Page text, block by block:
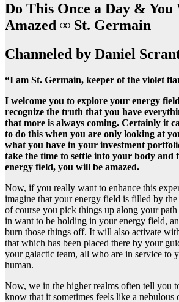
Do This Once a Day &
Amazed ∞ St. Germain
Channeled by Daniel
“I am St. Germain, keeper of the violet
I welcome you to explore your energy
recognize the truth that you have
that more is always coming. Certainly it
to do this when you are only looking at
what you have in your investment
take the time to settle into your body and
energy field, you will be amazed.
Now, if you really want to enhance this
imagine that your energy field is filled by
of course you pick things up along your
in want to be holding in your energy field,
burn those things off. It will also activate
that which has been placed there by your
your galactic team, all who are in service to
human.
Now, we in the higher realms often tell you
know that it sometimes feels like a nebulous